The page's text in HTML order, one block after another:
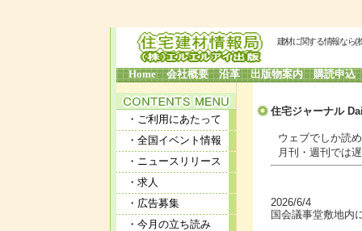
建材に関する情報なら(
Home 会社概要 沿革 出版物案内 購読申込
・ご利用にあたって
・全国イベント情報
・ニュースリリース
・求人
・広告募集
・今月の立ち読み
住宅ジャーナル
ウェブでしか読め
月刊・週刊では遅
2026/6/4
国会議事堂敷地内